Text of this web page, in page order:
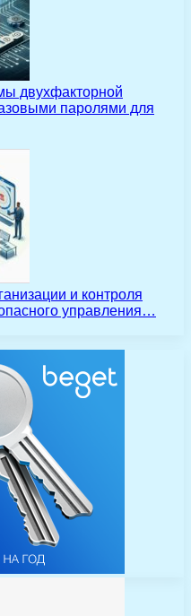
двухфакторной
паролями для
и контроля
управления…